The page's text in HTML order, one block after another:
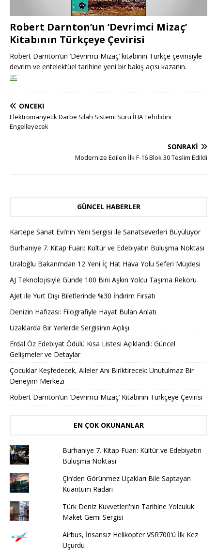
Robert Darnton’un ’Devrimci Mizaç’
Kitabının Türkçeye Çevirisi
Robert Darnton’un ’Devrimci Mizaç’ kitabının Türkçe çevirisiyle
devrim ve entelektüel tarihine yeni bir bakış açısı kazanın.
ÖNCEKI
Elektromanyetik Darbe Silah Sistemi Sürü İHA Tehdidini
Engelleyecek
SONRAKI
Modernize Edilen İlk F-16 Blok 30 Teslim Edildi
GÜNCEL HABERLER
Kartepe Sanat Evi’nin Yeni Sergisi ile Sanatseverleri Büyülüyor
Burhaniye 7. Kitap Fuarı: Kültür ve Edebiyatın Buluşma Noktası
Uraloğlu Bakanı’ndan 12 Yeni İç Hat Hava Yolu Seferi Müjdesi
AJ Teknolojisiyle Günde 100 Bini Aşkın Yolcu Taşıma Rekoru
AJet ile Yurt Dışı Biletlerinde %30 İndirim Fırsatı
Denizin Hafızası: Filografiyle Hayat Bulan Anlatı
Uzaklarda Bir Yerlerde Sergisinin Açılışı
Erdal Öz Edebiyat Ödülü Kısa Listesi Açıklandı: Güncel
Gelişmeler ve Detaylar
Çocuklar Keşfedecek, Aileler Anı Biriktirecek: Unutulmaz Bir
Deneyim Merkezi
Robert Darnton’un ’Devrimci Mizaç’ Kitabının Türkçeye Çevirisi
EN ÇOK OKUNANLAR
Burhaniye 7. Kitap Fuarı: Kültür ve Edebiyatın
Buluşma Noktası
Çin’den Görünmez Uçakları Bile Saptayan
Kuantum Radarı
Türk Deniz Kuvvetleri'nin Tarihine Yolculuk:
Maket Gemi Sergisi
Airbus, İnsansız Helikopter VSR700'ü İlk Kez
Uçurdu